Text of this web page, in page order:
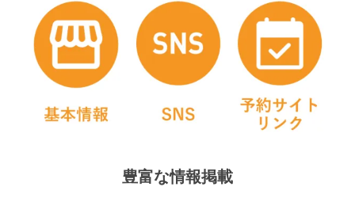
豊富な情報掲載